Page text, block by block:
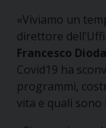
«Viviamo un
direttore
Francesco
Covid19 ha
programmi,
vita e quali sono